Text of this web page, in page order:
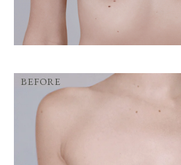
BEFORE